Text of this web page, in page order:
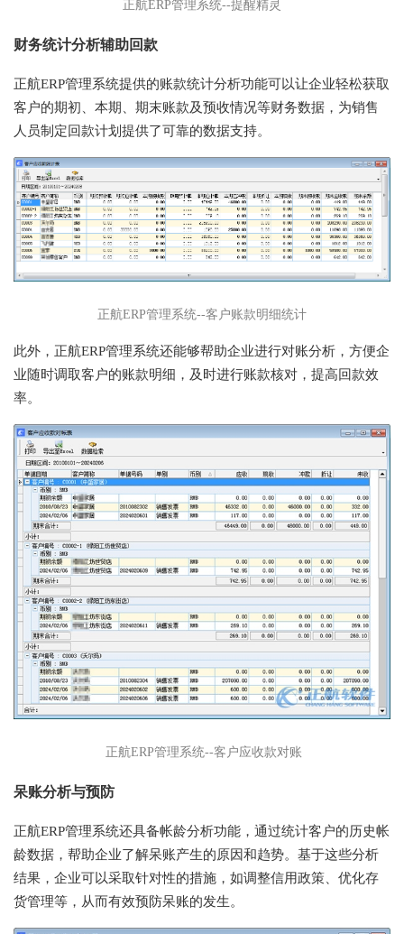
正航ERP管理系统--提醒精灵
财务统计分析辅助回款
正航ERP管理系统提供的账款统计分析功能可以让企业轻松获取
客户的期初、本期、期末账款及预收情况等财务数据，为销售
人员制定回款计划提供了可靠的数据支持。
正航ERP管理系统--客户账款明细统计
此外，正航ERP管理系统还能够帮助企业进行对账分析，方便企
业随时调取客户的账款明细，及时进行账款核对，提高回款效
率。
正航ERP管理系统--客户应收款对账
呆账分析与预防
正航ERP管理系统还具备帐龄分析功能，通过统计客户的历史帐
龄数据，帮助企业了解呆账产生的原因和趋势。基于这些分析
结果，企业可以采取针对性的措施，如调整信用政策、优化存
货管理等，从而有效预防呆账的发生。